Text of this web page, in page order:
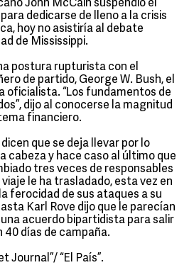
John McCain suspendió el
dedicarse de lleno a la crisis
hoy no asistiría al debate
de Mississippi.
postura rupturista con el
de partido, George W. Bush, el
oficialista. “Los fundamentos de
dijo al conocerse la magnitud
financiero.
que se deja llevar por lo
cabeza y hace caso al último que
tres veces de responsables
le ha trasladado, esta vez en
ferocidad de sus ataques a su
Karl Rove dijo que le parecían
acuerdo bipartidista para salir
40 días de campaña.
Journal”/ “El País”.